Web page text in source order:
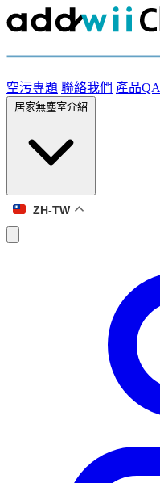
空污專題 聯絡我們 產品QA
居家無塵室介紹
ZH-TW